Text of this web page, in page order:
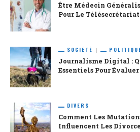
Être Médecin
Pour Le Télésecrétariat
SOCIÉTÉ
Journalisme Digital :
Essentiels Pour
DIVERS
Comment Les
Influencent Les